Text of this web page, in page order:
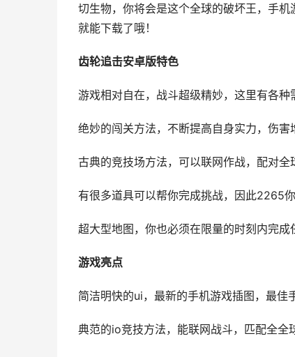
切生物，你将会是这个全球的破坏王，手
就能下载了哦！
齿轮追击安卓版特色
游戏相对自在，战斗超级精妙，这里有各种
绝妙的闯关方法，不断提高自身实力，伤害
古典的竞技场方法，可以联网作战，配对全
有很多道具可以帮你完成挑战，因此2265
超大型地图，你也必须在限量的时刻内完成
游戏亮点
简洁明快的ui，最新的手机游戏插图，最佳
典范的io竞技方法，能联网战斗，匹配全全